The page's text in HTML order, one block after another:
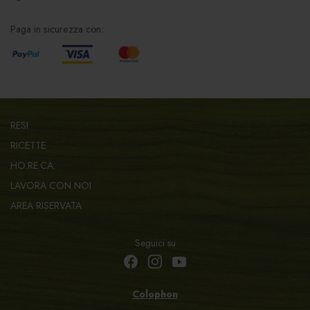
Paga in sicurezza con:
RESI
RICETTE
HO.RE.CA.
LAVORA CON NOI
AREA RISERVATA
Seguici su
Colophon